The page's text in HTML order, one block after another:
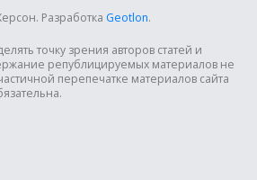
Разработка Geotlon.
точку зрения авторов статей и
републицируемых материалов не
перепечатке материалов сайта